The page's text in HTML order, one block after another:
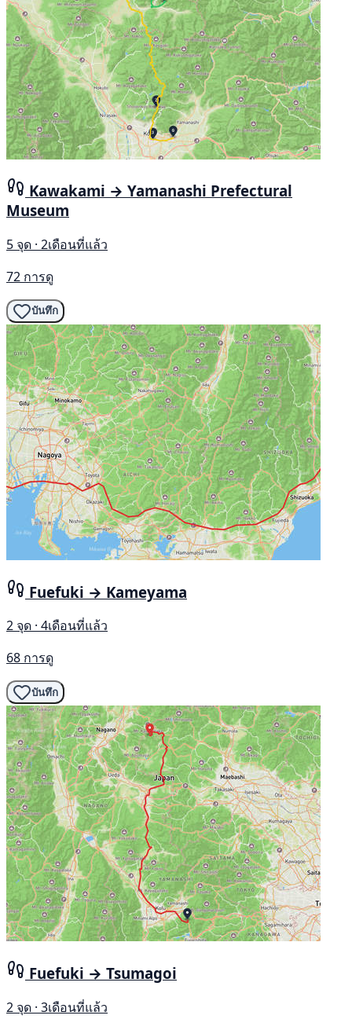
Kawakami → Yamanashi Prefectural
Museum
5 จุด · 2เดือนที่แล้ว
72 การดู
บันทึก
Fuefuki → Kameyama
2 จุด · 4เดือนที่แล้ว
68 การดู
บันทึก
Fuefuki → Tsumagoi
2 จุด · 3เดือนที่แล้ว